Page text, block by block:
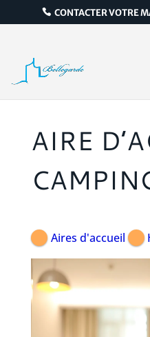
CONTACTER VOTRE
AIRE
Aires d'accueil